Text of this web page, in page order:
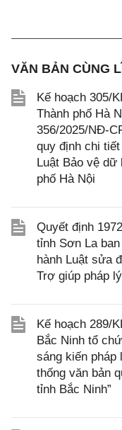
VĂN BẢN CÙNG
Kế hoạch 305/
Thành phố Hà
356/2025/NĐ-
quy định chi
Luật Bảo vệ dữ
phố Hà Nội
Quyết định
tỉnh Sơn La
hành Luật sửa
Trợ giúp pháp
Kế hoạch 289/
Bắc Ninh tổ
sáng kiến pháp
thống văn bản
tỉnh Bắc Ninh”